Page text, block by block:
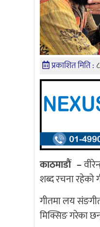
प्रकाशित मिति :
काठमाडाैं –
शब्द रचना रहेको
गीतमा लय
मिक्सिङ गरेका